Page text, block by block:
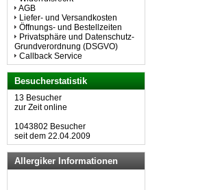
Alle Schnitzel
auch vom Kalb
AGB
Liefer- und Versandkosten
Öffnungs- und Bestellzeiten
Privatsphäre und Datenschutz-
Grundverordnung (DSGVO)
Callback Service
Besucherstatistik
13 Besucher
zur Zeit online
1043802 Besucher
seit dem 22.04.2009
Allergiker Informationen